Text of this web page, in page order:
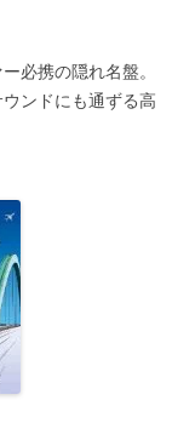
必携の隠れ名盤。
ンドにも通ずる高